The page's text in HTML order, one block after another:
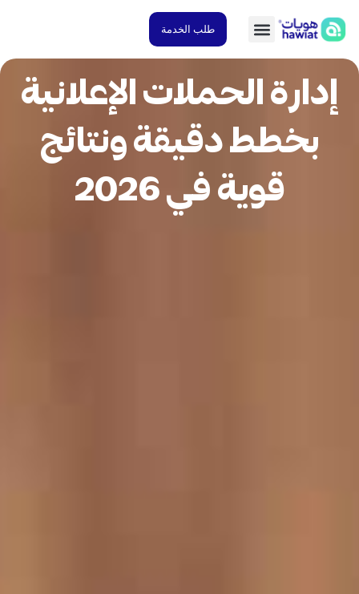
طلب الخدمة
الحملات الإعلانية
بخطط دقيقة ونتائج
قوية في 2026